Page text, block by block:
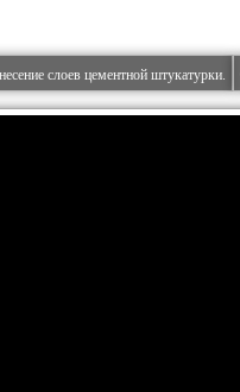
слоев цементной штукатурки.